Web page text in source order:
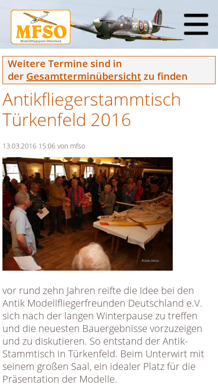
Weitere Termine sind in
der Gesamtterminübersichtzu finden
Antikfliegerstammtisch
Türkenfeld 2016
13.03.2016 15:06 von mfso
vor rund zehn Jahren reifte die Idee bei den
Antik Modellfliegerfreunden Deutschland e.V.
sich nach der langen Winterpause zu treffen
und die neuesten Bauergebnisse vorzuzeigen
und zu diskutieren. So entstand der Antik-
Stammtisch in Türkenfeld. Beim Unterwirt mit
seinem großen Saal, ein idealer Platz für die
Präsentation der Modelle.